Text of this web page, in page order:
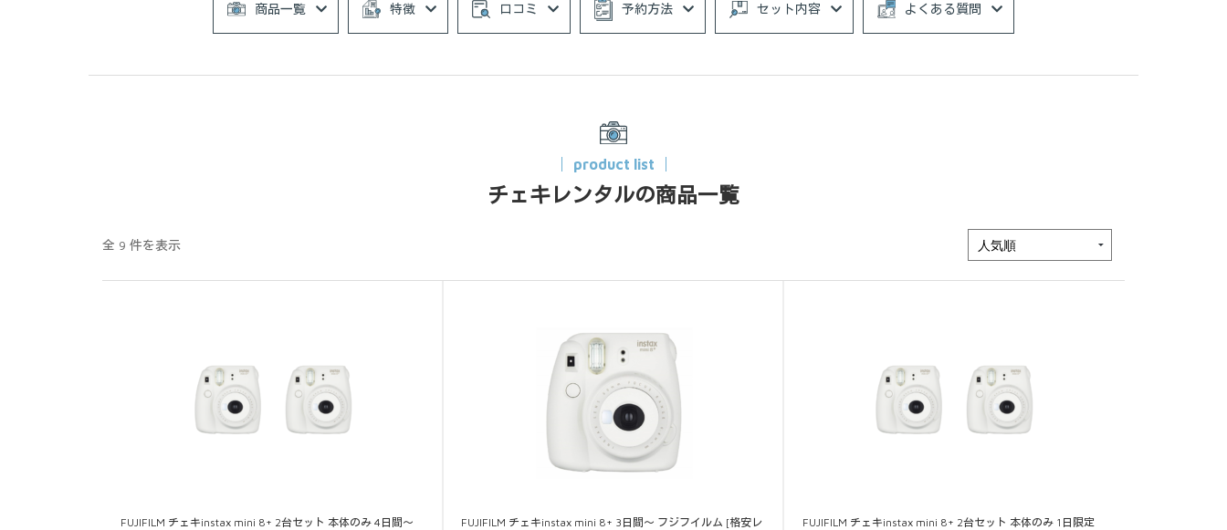
商品一覧 特徴 口コミ 予約方法 セット内容 よくある質問
product list
チェキレンタルの商品一覧
全 9 件を表示
FUJIFILM チェキinstax mini 8+ 2台セット 本体のみ 4日間～
FUJIFILM チェキinstax mini 8+ 3日間～ フジフイルム [格安レ
FUJIFILM チェキinstax mini 8+ 2台セット 本体のみ 1日限定